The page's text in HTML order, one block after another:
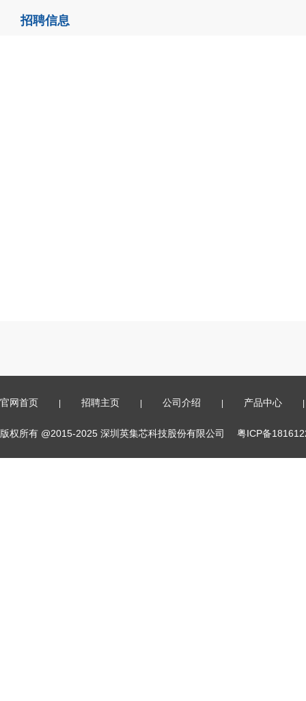
招聘信息
官网首页 | 招聘主页 | 公司介绍 | 产品中心 |
版权所有 @2015-2025 深圳英集芯科技股份有限公司 粤ICP备